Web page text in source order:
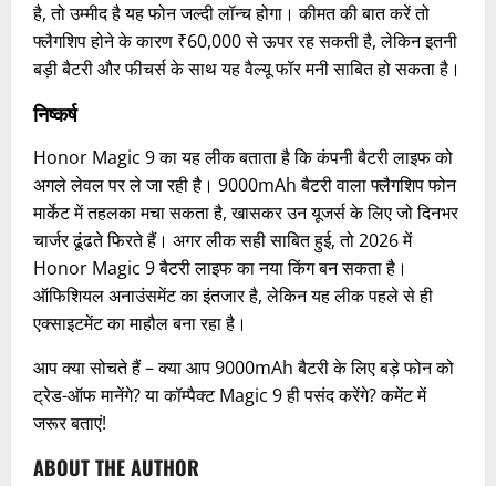
है, तो उम्मीद है यह फोन जल्दी लॉन्च होगा। कीमत की बात करें तो
फ्लैगशिप होने के कारण ₹60,000 से ऊपर रह सकती है, लेकिन इतनी
बड़ी बैटरी और फीचर्स के साथ यह वैल्यू फॉर मनी साबित हो सकता है।
निष्कर्ष
Honor Magic 9 का यह लीक बताता है कि कंपनी बैटरी लाइफ को
अगले लेवल पर ले जा रही है। 9000mAh बैटरी वाला फ्लैगशिप फोन
मार्केट में तहलका मचा सकता है, खासकर उन यूजर्स के लिए जो दिनभर
चार्जर ढूंढते फिरते हैं। अगर लीक सही साबित हुई, तो 2026 में
Honor Magic 9 बैटरी लाइफ का नया किंग बन सकता है।
ऑफिशियल अनाउंसमेंट का इंतजार है, लेकिन यह लीक पहले से ही
एक्साइटमेंट का माहौल बना रहा है।
आप क्या सोचते हैं – क्या आप 9000mAh बैटरी के लिए बड़े फोन को
ट्रेड-ऑफ मानेंगे? या कॉम्पैक्ट Magic 9 ही पसंद करेंगे? कमेंट में
जरूर बताएं!
ABOUT THE AUTHOR